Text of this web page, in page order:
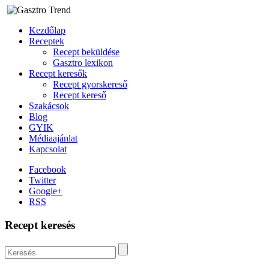
Kezdőlap
Receptek
Recept beküldése
Gasztro lexikon
Recept keresők
Recept gyorskereső
Recept kereső
Szakácsok
Blog
GYIK
Médiaajánlat
Kapcsolat
Facebook
Twitter
Google+
RSS
Recept keresés